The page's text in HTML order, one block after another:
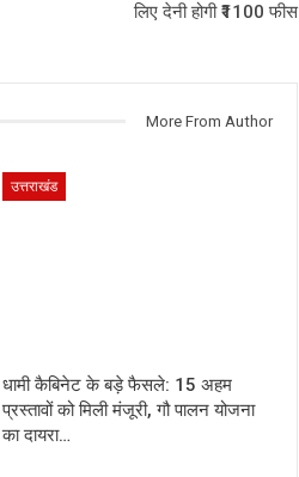
लिए देनी होगी ₹1100 फीस
More From Author
उत्तराखंड
धामी कैबिनेट के बड़े फैसले: 15 अहम
प्रस्तावों को मिली मंजूरी, गौ पालन योजना
का दायरा…